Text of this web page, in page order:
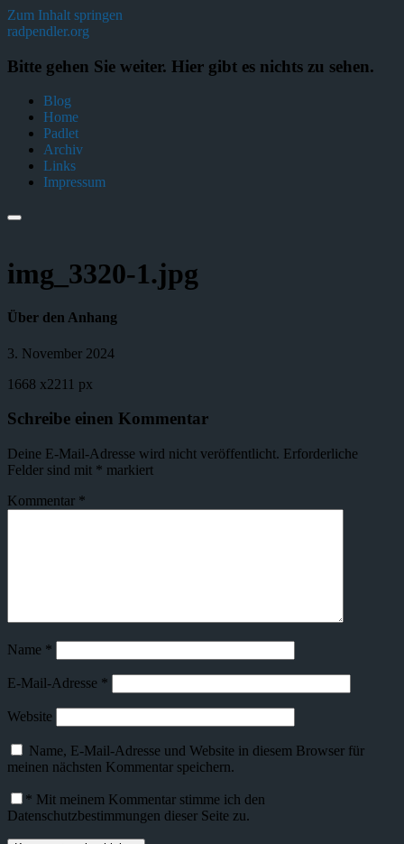
Zum Inhalt springen
radpendler.org
Bitte gehen Sie weiter. Hier gibt es nichts zu sehen.
Blog
Home
Padlet
Archiv
Links
Impressum
img_3320-1.jpg
Über den Anhang
3. November 2024
1668 x2211 px
Schreibe einen Kommentar
Deine E-Mail-Adresse wird nicht veröffentlicht. Erforderliche
Felder sind mit * markiert
Kommentar *
Name *
E-Mail-Adresse *
Website
Name, E-Mail-Adresse und Website in diesem Browser für
meinen nächsten Kommentar speichern.
* Mit meinem Kommentar stimme ich den
Datenschutzbestimmungen dieser Seite zu.